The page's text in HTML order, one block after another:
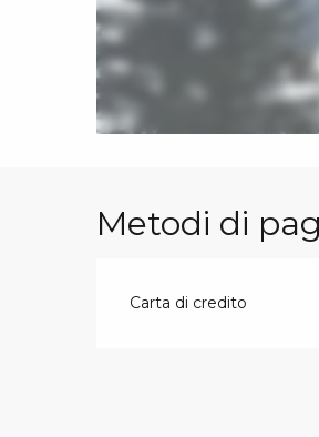
Metodi di
Carta di credito